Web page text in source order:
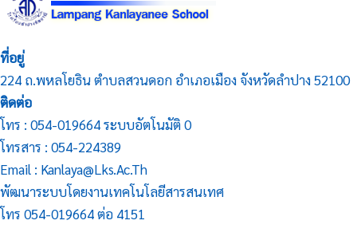
ที่อยู่
224 ถ.พหลโยธิน ตำบลสวนดอก อำเภอเมือง จังหวัดลำปาง 52100
ติดต่อ
โทร : 054-019664 ระบบอัตโนมัติ 0
โทรสาร : 054-224389
Email : Kanlaya@lks.ac.th
พัฒนาระบบโดยงานเทคโนโลยีสารสนเทศ
โทร 054-019664 ต่อ 4151